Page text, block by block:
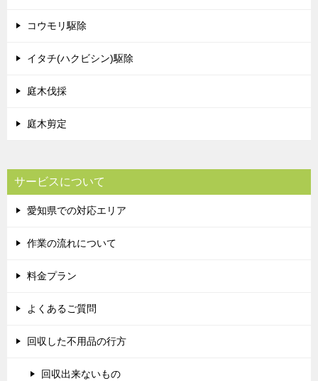
コウモリ駆除
イタチ(ハクビシン)駆除
庭木伐採
庭木剪定
サービスについて
愛知県での対応エリア
作業の流れについて
料金プラン
よくあるご質問
回収した不用品の行方
回収出来ないもの